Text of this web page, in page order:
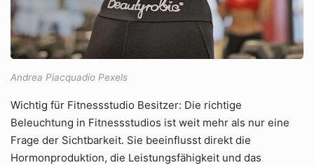
Andrea Piacquadio Pexels
Wichtig für Fitnessstudio Besitzer: Die richtige
Beleuchtung in Fitnessstudios ist weit mehr als nur eine
Frage der Sichtbarkeit. Sie beeinflusst direkt die
Hormonproduktion, die Leistungsfähigkeit und das